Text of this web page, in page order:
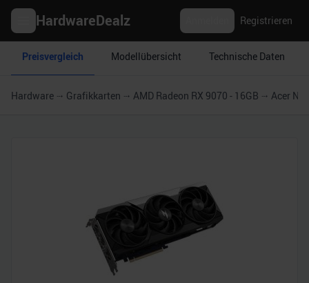
HardwareDealz Registrieren
Preisvergleich Modellübersicht Technische Daten
Hardware Grafikkarten AMD Radeon RX 9070 - 16GB Acer